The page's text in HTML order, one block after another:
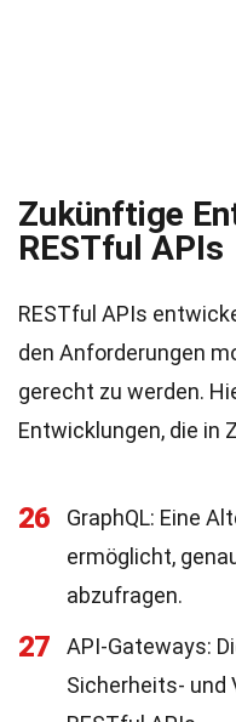
Zukünftige
RESTful APIs
RESTful APIs
den Anforderungen
gerecht zu werden.
Entwicklungen, die in
26
GraphQL: Eine
ermöglicht,
abzufragen.
27
API-Gateways:
Sicherheits-